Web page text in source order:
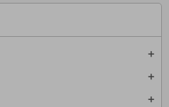
add
add
add